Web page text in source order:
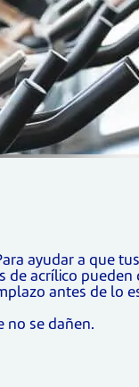
ayudar a que
de acrílico pueden
antes de lo
no se dañen.